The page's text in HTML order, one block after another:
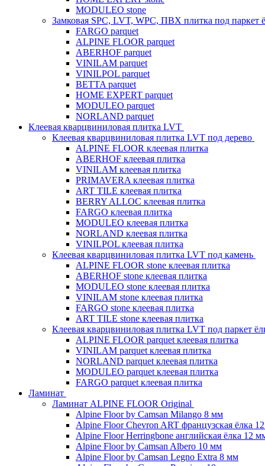
MODULEO stone
Замковая SPC, LVT, WPC, ПВХ плитка под паркет
FARGO parquet
ALPINE FLOOR parquet
ABERHOF parquet
VINILAM parquet
VINILPOL parquet
BETTA parquet
HOME EXPERT parquet
MODULEO parquet
NORLAND parquet
Клеевая кварцвиниловая плитка LVT
Клеевая кварцвиниловая плитка LVT под дерево
ALPINE FLOOR клеевая плитка
ABERHOF клеевая плитка
VINILAM клеевая плитка
PRIMAVERA клеевая плитка
ART TILE клеевая плитка
BERRY ALLOC клеевая плитка
FARGO клеевая плитка
MODULEO клеевая плитка
NORLAND клеевая плитка
VINILPOL клеевая плитка
Клеевая кварцвиниловая плитка LVT под камень
ALPINE FLOOR stone клеевая плитка
ABERHOF stone клеевая плитка
MODULEO stone клеевая плитка
VINILAM stone клеевая плитка
FARGO stone клеевая плитка
ART TILE stone клеевая плитка
Клеевая кварцвиниловая плитка LVT под паркет
ALPINE FLOOR parquet клеевая плитка
VINILAM parquet клеевая плитка
NORLAND parquet клеевая плитка
MODULEO parquet клеевая плитка
FARGO parquet клеевая плитка
Ламинат
Ламинат ALPINE FLOOR Original
Alpine Floor by Camsan Milango 8 мм
Alpine Floor Chevron ART французская ёлка
Alpine Floor Herringbone английская ёлка 12
Alpine Floor by Camsan Albero 10 мм
Alpine Floor by Camsan Legno Extra 8 мм